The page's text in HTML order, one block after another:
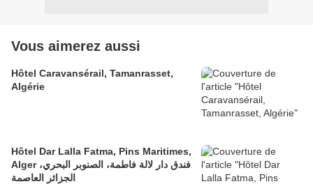
Vous aimerez aussi
Hôtel Caravansérail, Tamanrasset,
Algérie
Hôtel Dar Lalla Fatma, Pins Maritimes,
Alger فندق دار لالة فاطمة، الصنوبر البحري،
الجزائر العاصمة